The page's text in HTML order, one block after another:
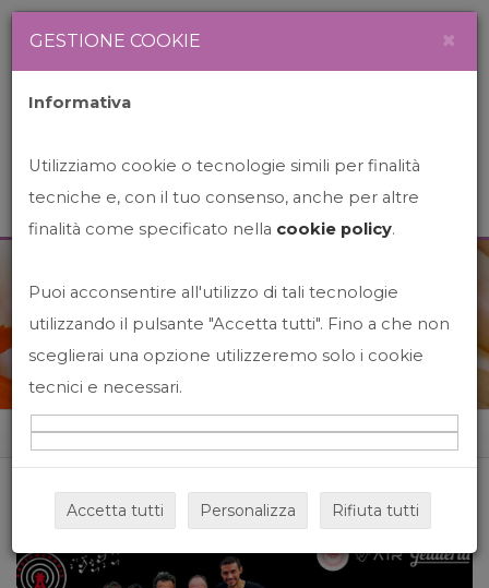
News&Events
Home News&events
GESTIONE COOKIE ×
Informativa
Utilizziamo cookie o tecnologie simili per finalità
tecniche e, con il tuo consenso, anche per altre
finalità come specificato nella cookie policy.
Puoi acconsentire all'utilizzo di tali tecnologie
utilizzando il pulsante "Accetta tutti". Fino a che non
sceglierai una opzione utilizzeremo solo i cookie
tecnici e necessari.
Accetta tutti Personalizza Rifiuta tutti